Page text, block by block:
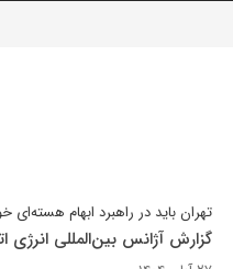
تهران باید در راهبرد ابهام
گزارش آژانس بین‌المللی انرژی